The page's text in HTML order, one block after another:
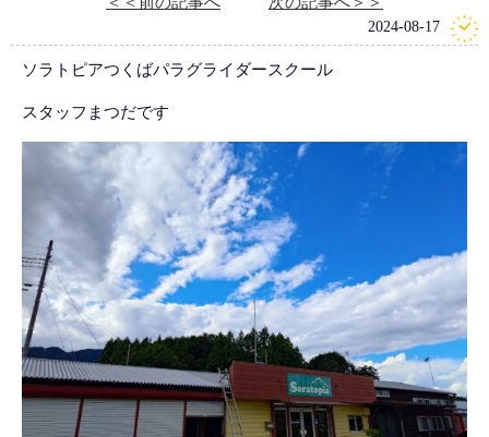
2024-08-17
ソラトピアつくばパラグライダースクール
スタッフまつだです